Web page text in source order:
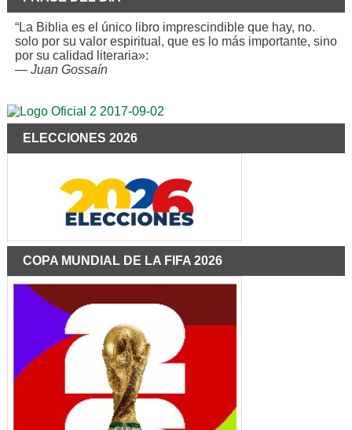
“La Biblia es el único libro imprescindible que hay, no.
solo por su valor espiritual, que es lo más importante, sino
por su calidad literaria»:
— Juan Gossaín
ELECCIONES 2026
COPA MUNDIAL DE LA FIFA 2026